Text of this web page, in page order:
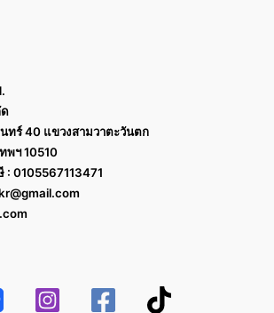
ทร์ 40 แขวงสามวาตะวันตก
พฯ 10510
: 0105567113471